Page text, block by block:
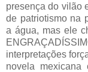
presença do vilão
de patriotismo na
a água, mas ele
interpretações
novela